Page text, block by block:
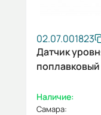
02.07.001823
Датчик
Наличие:
Самара: